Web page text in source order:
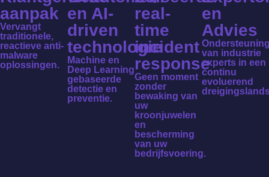
aanpak
Vervangt
traditionele,
reactieve anti-
malware
oplossingen.
en AI-
driven
technologie
Machine en
Deep Learning
gebaseerde
detectie en
preventie.
real-
time
incident
response
Geen moment
zonder
bewaking van
uw
kroonjuwelen
en
bescherming
van uw
bedrijfsvoering.
en
Advies
van industrie
experts in een
continu
evoluerend